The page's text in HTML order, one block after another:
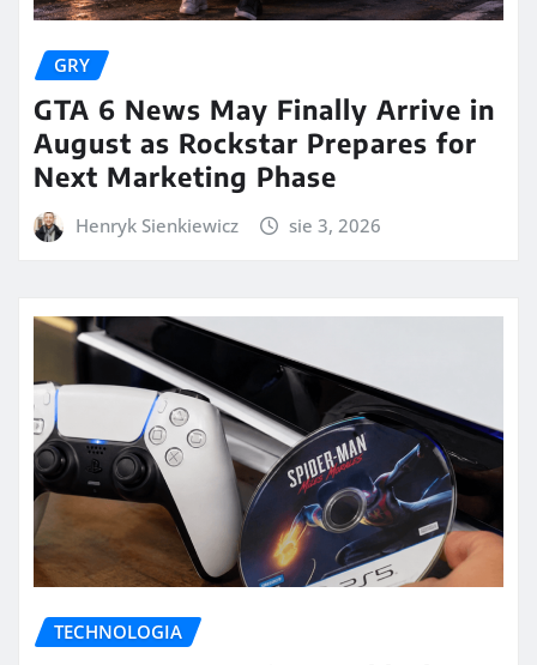
GRY
GTA 6 News May Finally Arrive in
August as Rockstar Prepares for
Next Marketing Phase
Henryk Sienkiewicz sie 3, 2026
TECHNOLOGIA